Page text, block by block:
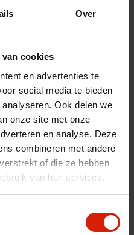
Over
cookies
en advertenties te
social media te bieden
Ook delen we
onze site met onze
en analyse. Deze
combineren met andere
of die ze hebben
van hun services.